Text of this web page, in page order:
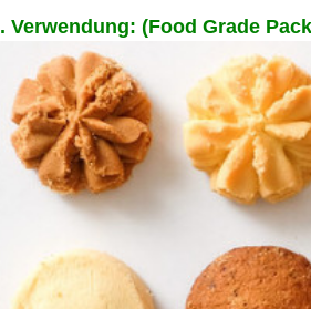
Verwendung: (Food Grade